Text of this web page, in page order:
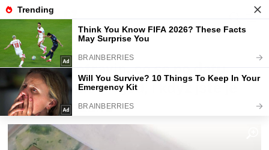
Fajntip.cz Magazín
Seznam potravin, co se po datu
spotřeby mění v jed, i když jste je
měli v mrazáku